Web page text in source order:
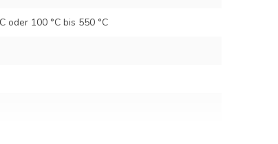
oder 100 °C bis 550 °C